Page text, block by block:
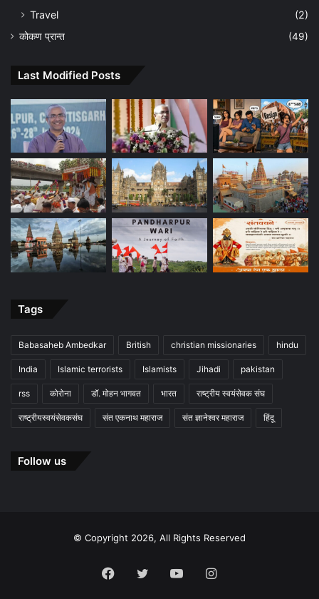
Travel
(2)
कोकण प्रान्त (49)
Last Modified Posts
Tags
Babasaheb Ambedkar British christian missionaries hindu
India Islamic terrorists Islamists Jihadi pakistan
rss कोरोना डॉ. मोहन भागवत भारत राष्ट्रीय स्वयंसेवक संघ
राष्ट्रीयस्वयंसेवकसंघ संत एकनाथ महाराज संत ज्ञानेश्वर महाराज हिंदू
Follow us
© Copyright 2026, All Rights Reserved
Facebook
TwitterYouTubeInstagram